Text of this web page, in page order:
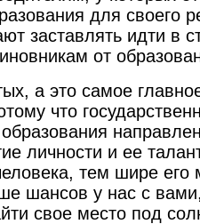
для своего
заставлять идти в
от
а это самое
что
личности и ее
тем шире его
шансов у нас с
свое место под